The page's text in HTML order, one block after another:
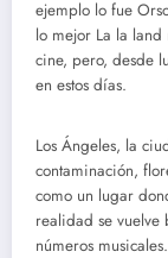
ejemplo lo fue
lo mejor La la
cine, pero, desde
en estos días.
Los Ángeles, la
contaminación,
como un lugar
realidad se vuelve
números musicales.